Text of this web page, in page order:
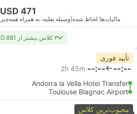
USD 471
مالیات‌ها لحاظ شده وسیله نقلیه، به همراه همه‌چیز
۳ کلاس بیشتر از USD 881
تأیید فوری
--:--
--:--
2h 45m
Andorra la Vella Hotel Transfer
Toulouse Blagnac Airport
محبوب‌ترین کلاس